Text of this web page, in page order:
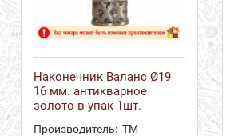
Наконечник Валанс Ø19
16 мм. антикварное
золото в упак 1шт.
Производитель: ТМ